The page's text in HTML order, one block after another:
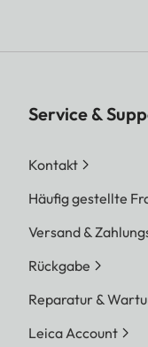
Service &
Kontakt
Häufig gestellte
Versand &
Rückgabe
Reparatur &
Leica Account